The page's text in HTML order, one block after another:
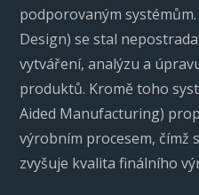
podporovaným
Design) se stal
vytváření, analýzu a
produktů. Kromě toho
Aided Manufacturing)
výrobním procesem, čímž
zvyšuje kvalita finálního